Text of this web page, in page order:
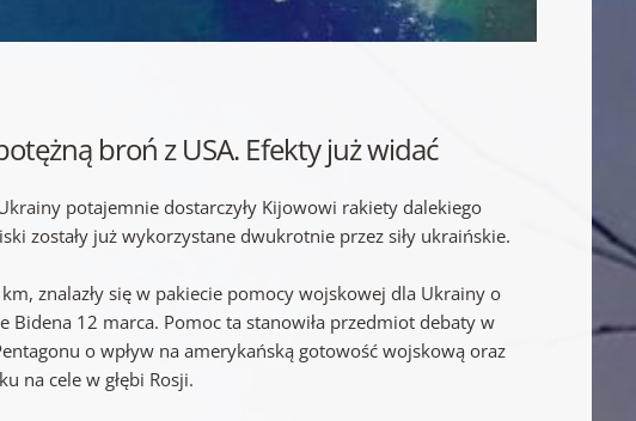
broń z USA. Efekty już widać
potajemnie dostarczyły Kijowowi rakiety dalekiego
zostały już wykorzystane dwukrotnie przez siły ukraińskie.
znalazły się w pakiecie pomocy wojskowej dla Ukrainy o
12 marca. Pomoc ta stanowiła przedmiot debaty w
o wpływ na amerykańską gotowość wojskową oraz
na cele w głębi Rosji.